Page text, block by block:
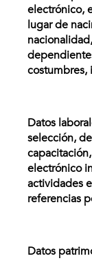
electrónico,
lugar de
costumbres,
Datos
selección,
electrónico
actividades
referencias
Datos